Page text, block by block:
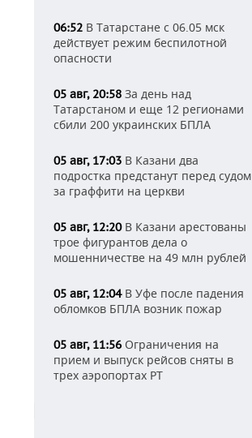
06:52 В Татарстане с 06.05 мск
действует режим беспилотной
опасности
05 авг, 20:58 За день над
Татарстаном и еще 12 регионами
сбили 200 украинских БПЛА
05 авг, 17:03 В Казани два
подростка предстанут перед судом
за граффити на церкви
05 авг, 12:20В Казани арестованы
трое фигурантов дела о
мошенничестве на 49 млн рублей
05 авг, 12:04В Уфе после падения
обломков БПЛА возник пожар
05 авг, 11:56 Ограничения на
прием и выпуск рейсов сняты в
трех аэропортах РТ